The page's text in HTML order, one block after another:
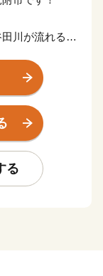
川が流れる自
ます。
現在では全国
ブランド製品
す。
、山の幸も海
亭の味」が職
る